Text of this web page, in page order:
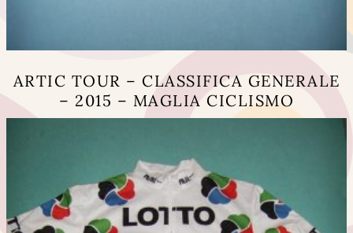
ARTIC TOUR – CLASSIFICA GENERALE
– 2015 – MAGLIA CICLISMO
più
varianti.
opzioni
possono